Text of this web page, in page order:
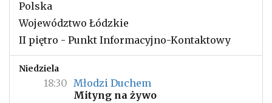
Polska
Województwo Łódzkie
II piętro - Punkt Informacyjno-Kontaktowy
Niedziela
18:30 Młodzi Duchem
Mityng na żywo